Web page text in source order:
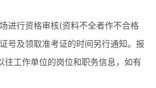
进行资格审核(资料不全者作不合格
号及领取准考证的时间另行通知。报
往工作单位的岗位和职务信息，如有